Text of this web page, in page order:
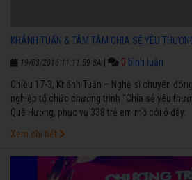
KHÁNH TUẤN & TÂM TÂM CHIA SẺ YÊU
19/03/2016 11:11:59 SA 0 bình luận
Chiều 17-3, Khánh Tuấn – Nghệ sĩ chuyên
nghiệp tổ chức chương trình “Chia sẻ yêu
Quê Hương, phục vụ 338 trẻ em mồ côi ở đây.
Xem chi tiết